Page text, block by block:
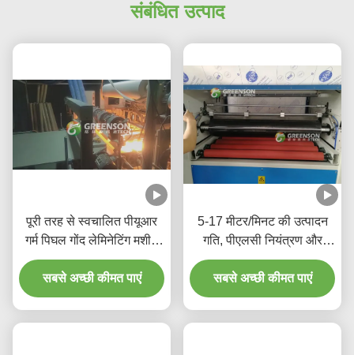
संबंधित उत्पाद
पूरी तरह से स्वचालित पीयूआर
गर्म पिघल गोंद लेमिनेटिंग मशीन
5-17m/min के साथ उत्पादन
गति के लिए 1220mm*2440-
3000mm जिप्सम दीवार पैनल
सबसे अच्छी कीमत पाएं
5-17 मीटर/मिनट की उत्पादन
गति, पीएलसी नियंत्रण और
पर्यावरण के अनुकूल पीयूआर हॉट
मेल्ट गोंद के साथ पूर्ण स्वचालित
लेमिनेशन मशीन
सबसे अच्छी कीमत पाएं